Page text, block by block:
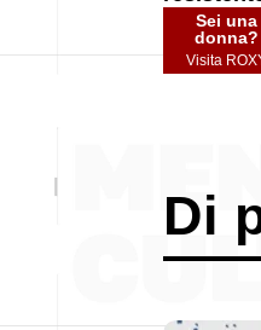
Sei una
donna?
Visita
Di